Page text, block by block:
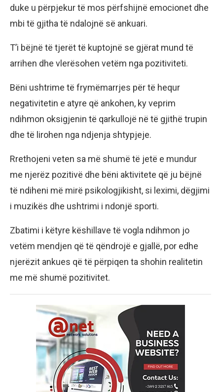
duke u përpjekur të mos përfshijnë emocionet dhe
mbi të gjitha të ndalojnë së ankuari.
T’i bëjnë të tjerët të kuptojnë se gjërat mund të
arrihen dhe vlerësohen vetëm nga pozitiviteti.
Bëni ushtrime të frymëmarrjes për të hequr
negativitetin e atyre që ankohen, ky veprim
ndihmon oksigjenin të qarkullojë në të gjithë trupin
dhe të lirohen nga ndjenja shtypjeje.
Rrethojeni veten sa më shumë të jetë e mundur
me njerëz pozitivë dhe bëni aktivitete që ju bëjnë
të ndiheni më mirë psikologjikisht, si leximi, dëgjimi
i muzikës dhe ushtrimi i ndonjë sporti.
Zbatimi i këtyre këshillave të vogla ndihmon jo
vetëm mendjen që të qëndrojë e gjallë, por edhe
njerëzit ankues që të përpiqen ta shohin realitetin
me më shumë pozitivitet.